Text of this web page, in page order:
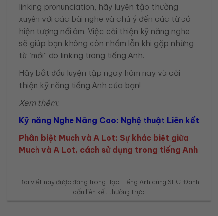
linking pronunciation, hãy luyện tập thường
xuyên với các bài nghe và chú ý đến các từ có
hiện tượng nối âm. Việc cải thiện kỹ năng nghe
sẽ giúp bạn không còn nhầm lẫn khi gặp những
từ “mới” do linking trong tiếng Anh.
Hãy bắt đầu luyện tập ngay hôm nay và cải
thiện kỹ năng tiếng Anh của bạn!
Xem thêm:
Kỹ năng Nghe Nâng Cao: Nghệ thuật Liên kết
Phân biệt Much và A Lot: Sự khác biệt giữa
Much và A Lot, cách sử dụng trong tiếng Anh
Bài viết này được đăng trong Học Tiếng Anh cùng SEC . Đánh
dấu liên kết thường trực